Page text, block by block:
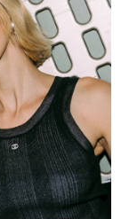
,
,